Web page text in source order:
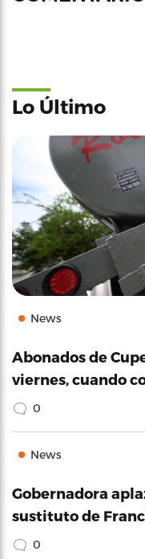
Lo Último
News
Abonados de
viernes, cuando
0
News
Gobernadora
sustituto de
0